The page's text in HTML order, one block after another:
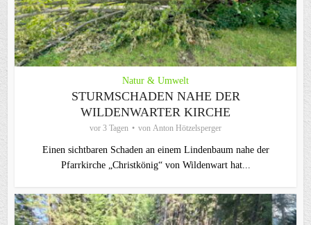
Natur & Umwelt
STURMSCHADEN NAHE DER
WILDENWARTER KIRCHE
vor 3 Tagen von Anton Hötzelsperger
Einen sichtbaren Schaden an einem Lindenbaum nahe der
Pfarrkirche „Christkönig“ von Wildenwart hat...